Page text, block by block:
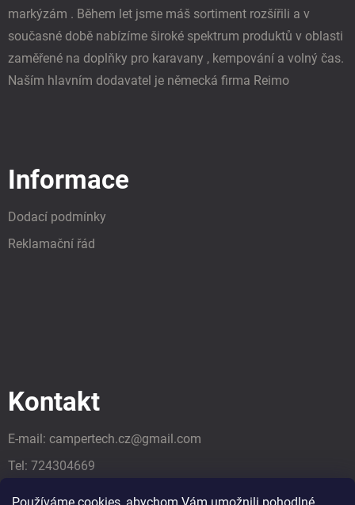
markýzám . Během let jsme máš sortiment rozšířili a v
současné době nabízíme široké spektrum produktů v oblasti
zaměřené na doplňky pro karavany , kempování a volný čas.
Naším hlavním dodavatel je německá firma Reimo
Informace
Dodací podmínky
Reklamační řád
Kontakt
E-mail: campertech.cz@gmail.com
Tel: 724304669